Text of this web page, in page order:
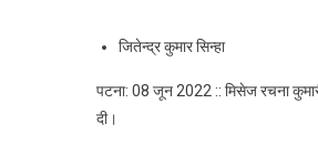
जितेन्द्र कुमार सिन्हा
पटना: 08 जून 2022 :: मिसेज रचना
दी।